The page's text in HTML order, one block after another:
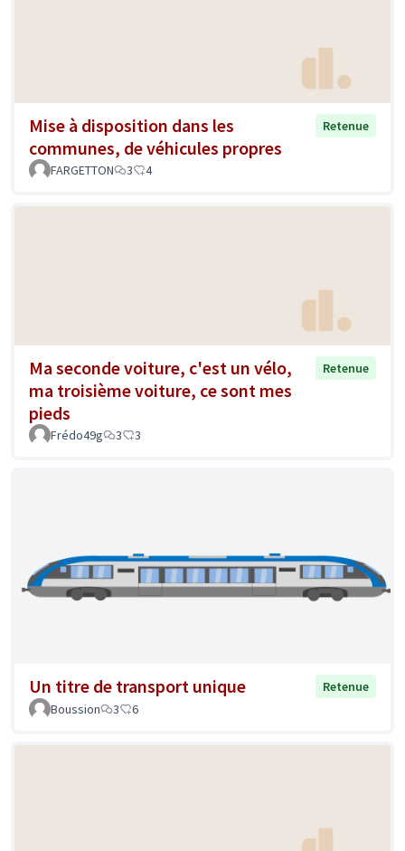
Mise à disposition dans les
communes, de véhicules propres
Retenue
FARGETTON 3 4
Ma seconde voiture, c'est un vélo,
ma troisième voiture, ce sont mes
pieds
Retenue
Frédo49g 3 3
Un titre de transport unique
Retenue
Boussion
3 6